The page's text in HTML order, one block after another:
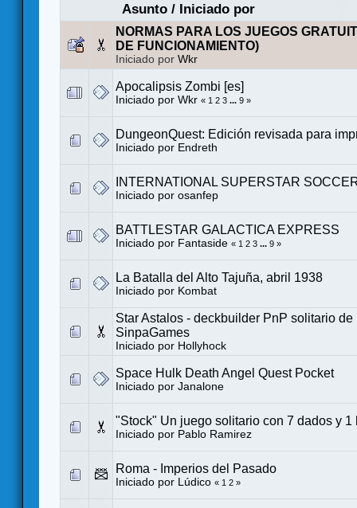
Asunto/ Iniciado por
NORMAS PARA LOS JUEGOS
DE FUNCIONAMIENTO)
Iniciado por Wkr
Apocalipsis Zombi [es]
Iniciado por Wkr « 1 2 3 ... 9 »
DungeonQuest: Edición revisada para
Iniciado por Endreth
INTERNATIONAL SUPERSTAR
Iniciado por osanfep
BATTLESTAR GALACTICA EXPRESS
Iniciado por Fantaside « 1 2 3 ... 9 »
La Batalla del Alto Tajuña, abril 1938
Iniciado por Kombat
Star Astalos - deckbuilder PnP solitario de
SinpaGames
Iniciado por Hollyhock
Space Hulk Death Angel Quest Pocket
Iniciado por Janalone
"Stock" Un juego solitario con 7 dados y 1
Iniciado por Pablo Ramirez
Roma - Imperios del Pasado
Iniciado por Lúdico « 1 2 »